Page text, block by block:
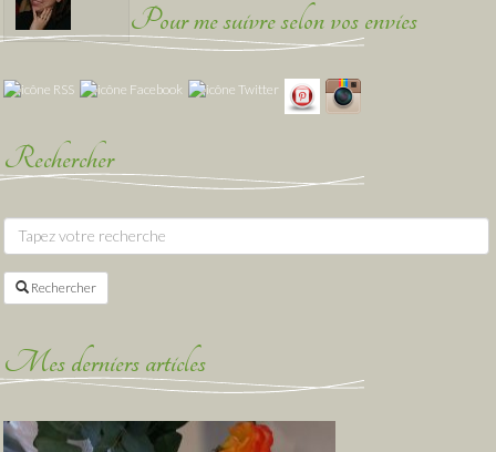
Pour me suivre selon vos envies
Rechercher
Rechercher
Mes derniers articles